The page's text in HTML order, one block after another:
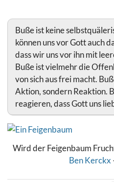
Buße ist keine
können uns vor Gott auch
dass wir uns vor ihn mit
Buße ist vielmehr die
von sich aus frei macht.
Aktion, sondern Reaktion.
reagieren, dass Gott uns
Wird der Feigenbaum
Ben Kerckx